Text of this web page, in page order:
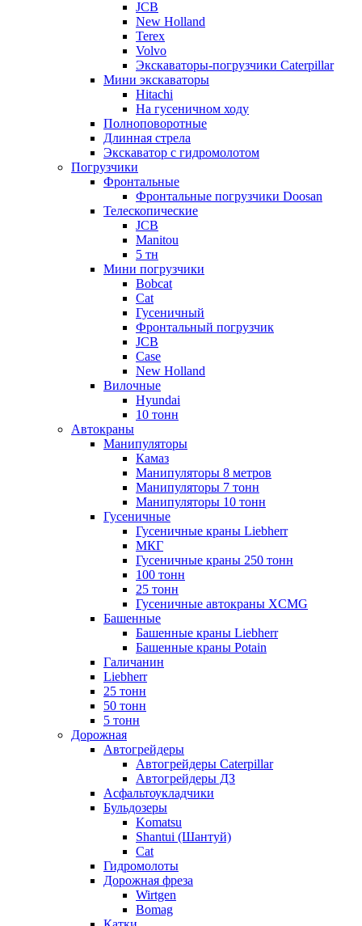
JCB
New Holland
Terex
Volvo
Экскаваторы-погрузчики Caterpillar
Мини экскаваторы
Hitachi
На гусеничном ходу
Полноповоротные
Длинная стрела
Экскаватор с гидромолотом
Погрузчики
Фронтальные
Фронтальные погрузчики Doosan
Телескопические
JCB
Manitou
5 тн
Мини погрузчики
Bobcat
Cat
Гусеничный
Фронтальный погрузчик
JCB
Case
New Holland
Вилочные
Hyundai
10 тонн
Автокраны
Манипуляторы
Камаз
Манипуляторы 8 метров
Манипуляторы 7 тонн
Манипуляторы 10 тонн
Гусеничные
Гусеничные краны Liebherr
МКГ
Гусеничные краны 250 тонн
100 тонн
25 тонн
Гусеничные автокраны XCMG
Башенные
Башенные краны Liebherr
Башенные краны Potain
Галичанин
Liebherr
25 тонн
50 тонн
5 тонн
Дорожная
Автогрейдеры
Автогрейдеры Caterpillar
Автогрейдеры ДЗ
Асфальтоукладчики
Бульдозеры
Komatsu
Shantui (Шантуй)
Cat
Гидромолоты
Дорожная фреза
Wirtgen
Bomag